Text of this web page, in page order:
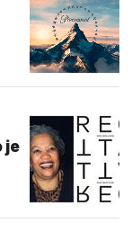
je